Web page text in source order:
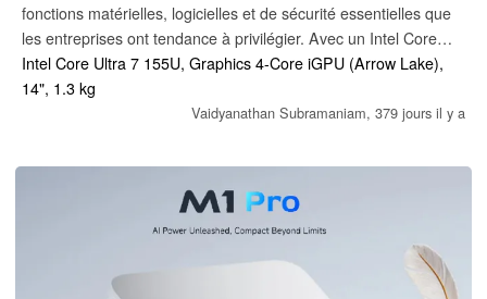
fonctions matérielles, logicielles et de sécurité essentielles que
les entreprises ont tendance à privilégier. Avec un Intel Core
Ultra 7 155U sous le capot, l'ExpertBook B5 peut accomplir la
plupart des tâches de productivité sans trop de problèmes.
L'écran IPS médiocre est cependant un inconvénient notable
Intel Core Ultra 7 155U, Graphics 4-Core iGPU (Arrow Lake),
14", 1.3 kg
Vaidyanathan Subramaniam, 379 jours il y a